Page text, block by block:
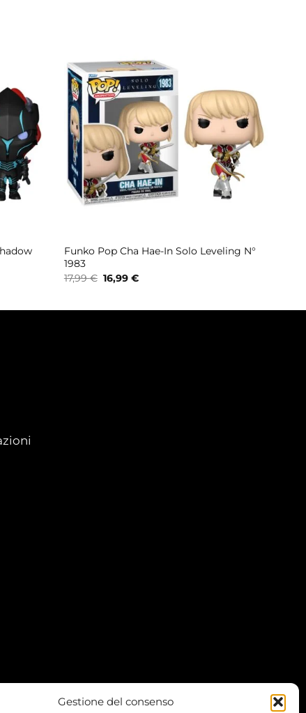
Gestione del consenso
Funko Pop Cha Hae-In Solo Leveling N°
1983
17,99€ Il
prezzo
16,99€Il